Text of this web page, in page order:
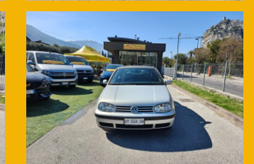
Le recensioni parlano per noi.
al veicolo viene verificato e concordato in fase